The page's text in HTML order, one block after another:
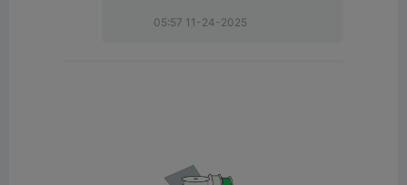
05:57 11-24-2025